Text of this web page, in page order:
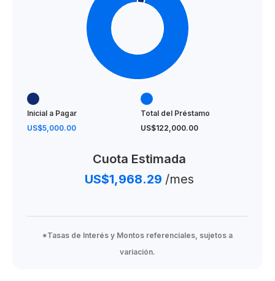
Inicial a Pagar
US$5,000.00
Total del Préstamo
US$122,000.00
Cuota Estimada
US$1,968.29 /mes
*Tasas de Interés y Montos referenciales, sujetos a
variación.